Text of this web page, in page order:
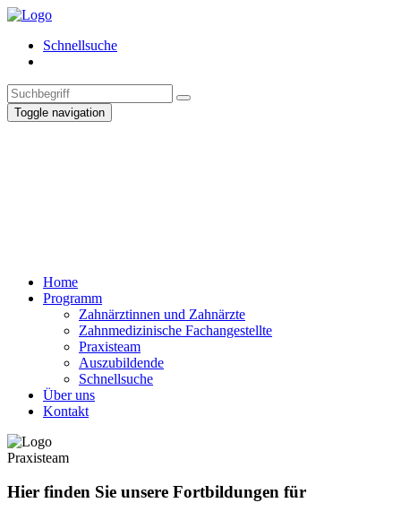
Schnellsuche
Toggle navigation
Home
Programm
Zahnärztinnen und Zahnärzte
Zahnmedizinische Fachangestellte
Praxisteam
Auszubildende
Schnellsuche
Über uns
Kontakt
Praxisteam
Hier finden Sie unsere Fortbildungen für